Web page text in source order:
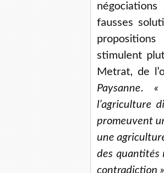
fausses
stimulent
Metrat, de
Paysanne. «
l’agriculture
promeuvent
une
des quantités
contradiction »